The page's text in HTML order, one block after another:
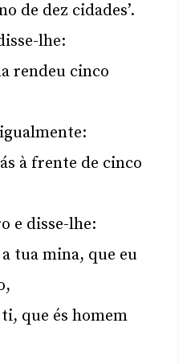
de dez cidades’.
lhe:
rendeu cinco
à frente de cinco
e disse-lhe:
a tua mina, que eu
que és homem